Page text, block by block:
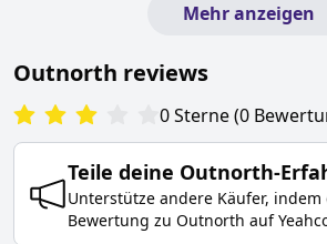
Mehr anzeigen
Outnorth reviews
0Sterne(0
Teile deine Outnorth-
Unterstütze andere Käufer,
Bewertung zu Outnorth auf